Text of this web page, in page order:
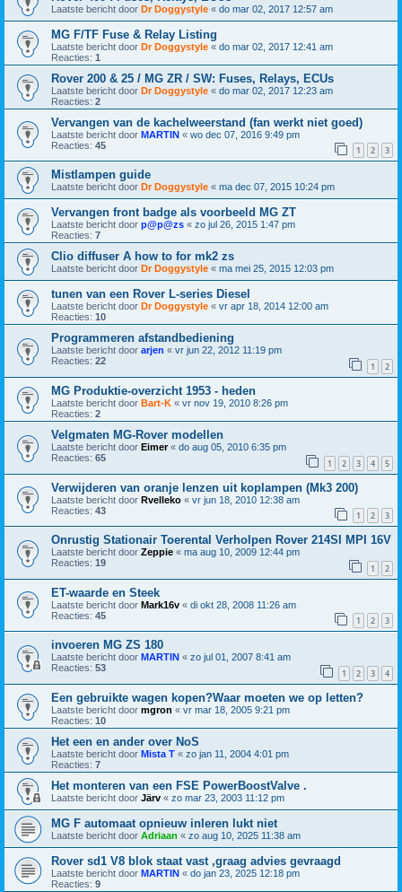
Laatste bericht door Dr Doggystyle « do mar 02, 2017 12:57 am
MG F/TF Fuse & Relay Listing
Laatste bericht door Dr Doggystyle « do mar 02, 2017 12:41 am
Reacties: 1
Rover 200 & 25 / MG ZR / SW: Fuses, Relays, ECUs
Laatste bericht door Dr Doggystyle « do mar 02, 2017 12:23 am
Reacties: 2
Vervangen van de kachelweerstand (fan werkt niet goed)
Laatste bericht door MARTIN « wo dec 07, 2016 9:49 pm
Reacties: 45 1 2 3
Mistlampen guide
Laatste bericht door Dr Doggystyle « ma dec 07, 2015 10:24 pm
Vervangen front badge als voorbeeld MG ZT
Laatste bericht door p@p@zs « zo jul 26, 2015 1:47 pm
Reacties: 7
Clio diffuser A how to for mk2 zs
Laatste bericht door Dr Doggystyle « ma mei 25, 2015 12:03 pm
tunen van een Rover L-series Diesel
Laatste bericht door Dr Doggystyle « vr apr 18, 2014 12:00 am
Reacties: 10
Programmeren afstandbediening
Laatste bericht door arjen « vr jun 22, 2012 11:19 pm
Reacties: 22 1 2
MG Produktie-overzicht 1953 - heden
Laatste bericht door Bart-K « vr nov 19, 2010 8:26 pm
Reacties: 2
Velgmaten MG-Rover modellen
Laatste bericht door Eimer« do aug 05, 2010 6:35 pm
Reacties: 65 1 2 3 4 5
Verwijderen van oranje lenzen uit koplampen (Mk3 200)
Laatste bericht door Rvelleko « vr jun 18, 2010 12:38 am
Reacties: 43 1 2 3
Onrustig Stationair Toerental Verholpen Rover 214SI MPI 16V
Laatste bericht door Zeppie « ma aug 10, 2009 12:44 pm
Reacties: 19 1 2
ET-waarde en Steek
Laatste bericht door Mark16v « di okt 28, 2008 11:26 am
Reacties: 45 1 2 3
invoeren MG ZS 180
Laatste bericht door MARTIN « zo jul 01, 2007 8:41 am
Reacties: 53 1 2 3 4
Een gebruikte wagen kopen?Waar moeten we op letten?
Laatste bericht door mgron « vr mar 18, 2005 9:21 pm
Reacties: 10
Het een en ander over NoS
Laatste bericht door Mista T « zo jan 11, 2004 4:01 pm
Reacties: 7
Het monteren van een FSE PowerBoostValve .
Laatste bericht door Järv « zo mar 23, 2003 11:12 pm
MG F automaat opnieuw inleren lukt niet
Laatste bericht door Adriaan « zo aug 10, 2025 11:38 am
Rover sd1 V8 blok staat vast ,graag advies gevraagd
Laatste bericht door MARTIN « do jan 23, 2025 12:18 pm
Reacties: 9